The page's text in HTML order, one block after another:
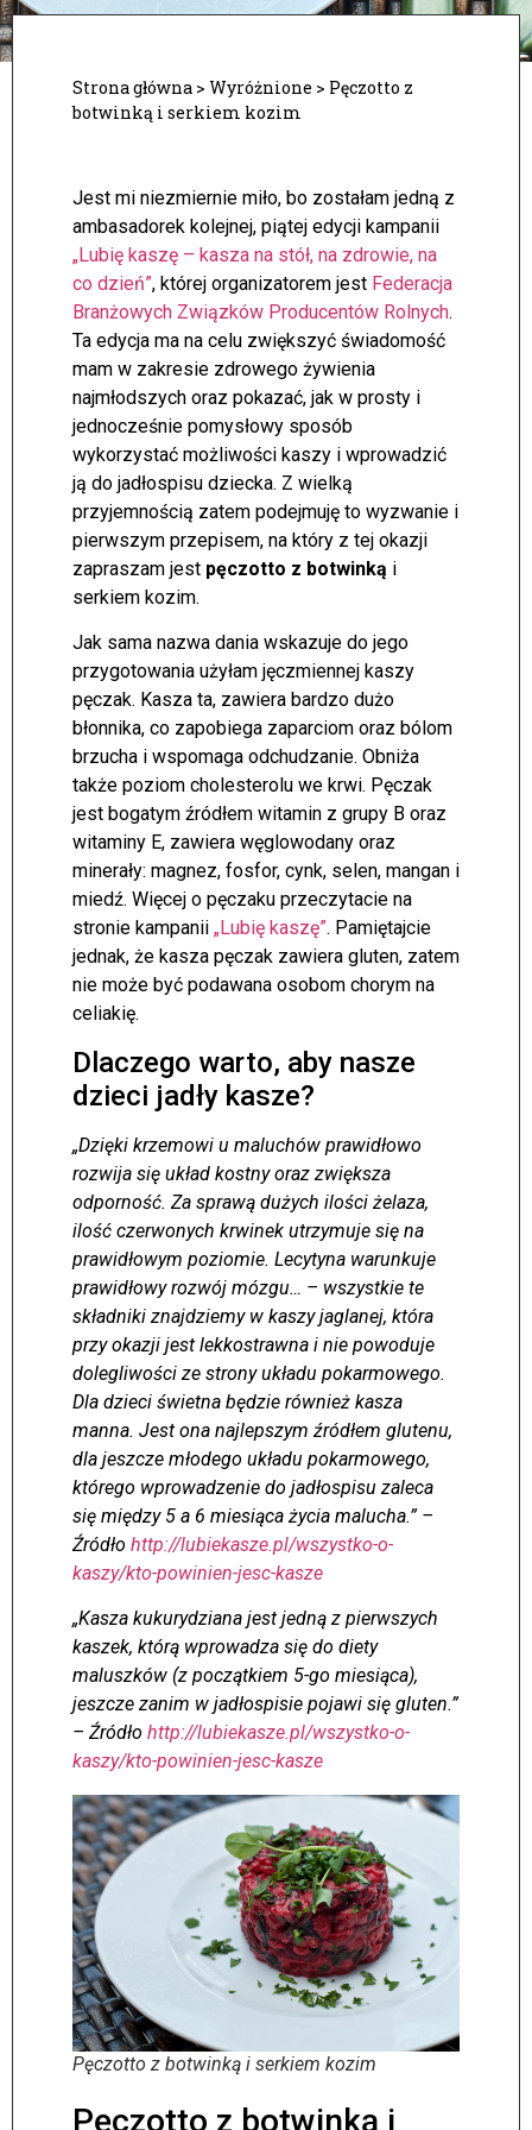
Strona główna > Wyróżnione > Pęczotto z
botwinką i serkiem kozim
Jest mi niezmiernie miło, bo zostałam jedną z
ambasadorek kolejnej, piątej edycji kampanii
„Lubię kaszę – kasza na stół, na zdrowie, na
co dzień”, której organizatorem jest Federacja
Branżowych Związków Producentów Rolnych.
Ta edycja ma na celu zwiększyć świadomość
mam w zakresie zdrowego żywienia
najmłodszych oraz pokazać, jak w prosty i
jednocześnie pomysłowy sposób
wykorzystać możliwości kaszy i wprowadzić
ją do jadłospisu dziecka. Z wielką
przyjemnością zatem podejmuję to wyzwanie i
pierwszym przepisem, na który z tej okazji
zapraszam jest pęczotto z botwinką i
serkiem kozim.
Jak sama nazwa dania wskazuje do jego
przygotowania użyłam jęczmiennej kaszy
pęczak. Kasza ta, zawiera bardzo dużo
błonnika, co zapobiega zaparciom oraz bólom
brzucha i wspomaga odchudzanie. Obniża
także poziom cholesterolu we krwi. Pęczak
jest bogatym źródłem witamin z grupy B oraz
witaminy E, zawiera węglowodany oraz
minerały: magnez, fosfor, cynk, selen, mangan i
miedź. Więcej o pęczaku przeczytacie na
stronie kampanii „Lubię kaszę”. Pamiętajcie
jednak, że kasza pęczak zawiera gluten, zatem
nie może być podawana osobom chorym na
celiakię.
Dlaczego warto, aby nasze
dzieci jadły kasze?
„Dzięki krzemowi u maluchów prawidłowo
rozwija się układ kostny oraz zwiększa
odporność. Za sprawą dużych ilości żelaza,
ilość czerwonych krwinek utrzymuje się na
prawidłowym poziomie. Lecytyna warunkuje
prawidłowy rozwój mózgu… – wszystkie te
składniki znajdziemy w kaszy jaglanej, która
przy okazji jest lekkostrawna i nie powoduje
dolegliwości ze strony układu pokarmowego.
Dla dzieci świetna będzie również kasza
manna. Jest ona najlepszym źródłem glutenu,
dla jeszcze młodego układu pokarmowego,
którego wprowadzenie do jadłospisu zaleca
się między 5 a 6 miesiąca życia malucha.” –
Źródło http://lubiekasze.pl/wszystko-o-
kaszy/kto-powinien-jesc-kasze
„Kasza kukurydziana jest jedną z pierwszych
kaszek, którą wprowadza się do diety
maluszków (z początkiem 5-go miesiąca),
jeszcze zanim w jadłospisie pojawi się gluten.”
– Źródło http://lubiekasze.pl/wszystko-o-
kaszy/kto-powinien-jesc-kasze
Pęczotto z botwinką i serkiem kozim
Pęczotto z botwinką i